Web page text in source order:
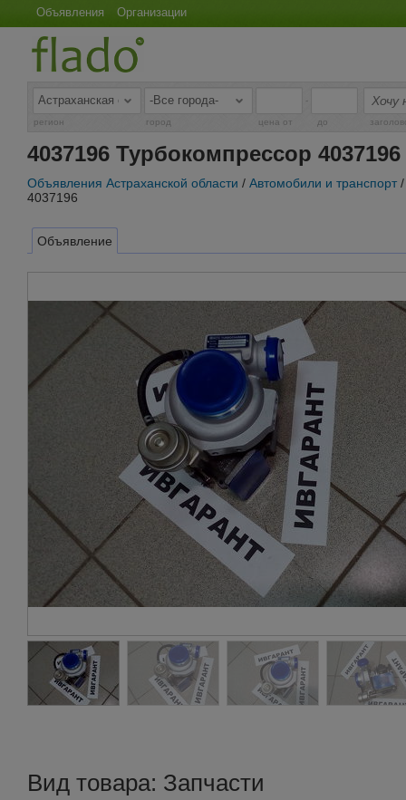
Объявления Организации
-
регион город цена от до
4037196 Турбокомпрессор 4037196
Объявления Астраханской области / Автомобили и транспорт
4037196
Объявление
Вид товара: Запчасти